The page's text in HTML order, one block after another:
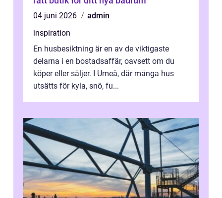
04 juni 2026
admin
inspiration
En husbesiktning är en av de viktigaste
delarna i en bostadsaffär, oavsett om du
köper eller säljer. I Umeå, där många hus
utsätts för kyla, snö, fu...